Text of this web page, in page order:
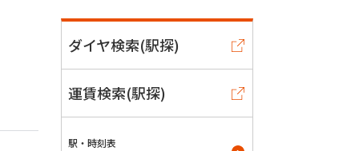
ダイヤ検索(駅探)
運賃検索(駅探)
駅・時刻表